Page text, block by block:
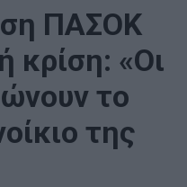
ΠΑΣΟΚ
κρίση: «Οι
το
της